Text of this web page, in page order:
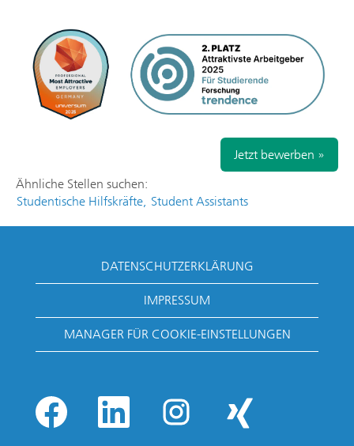
Jetzt bewerben »
Ähnliche Stellen suchen:
Studentische Hilfskräfte, Student Assistants
DATENSCHUTZERKLÄRUNG
IMPRESSUM
MANAGER FÜR COOKIE-EINSTELLUNGEN
W
W
W